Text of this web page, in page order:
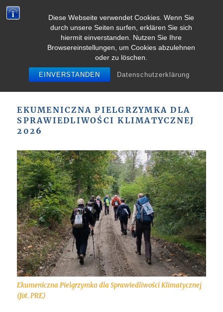
Diese Webseite verwendet Cookies. Wenn Sie
durch unsere Seiten surfen, erklären Sie sich
hiermit einverstanden. Nutzen Sie Ihre
Browsereinstellungen, um Cookies abzulehnen
oder zu löschen.
EINVERSTANDEN Datenschutzerklärung
Pielgrzymka dla klimatu
MENU
Trasa pielgrzymki 2026
EKUMENICZNA PIELGRZYMKA DLA
SPRAWIEDLIWOŚCI KLIMATYCZNEJ
2026
Ekumeniczna Pielgrzymka dla Sprawiedliwości Klimatycznej
(fot. PRE)